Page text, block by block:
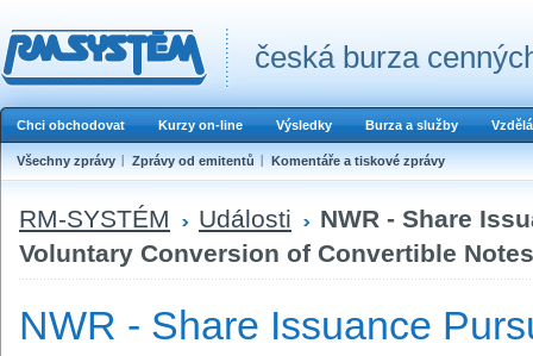
česká burza
Chci obchodovat Kurzy on-line Výsledky Burza a služby
Všechny zprávy Zprávy od emitentů Komentáře a tiskové zprávy
RM-SYSTÉM Události
NWR - Share
Voluntary Conversion of Convertible
NWR - Share Issuance